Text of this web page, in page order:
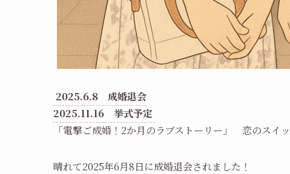
2025.6.8 成婚退会
2025.11.16 挙式予定
「電撃ご成婚！2か月のラブストーリー」 恋のスイッ
晴れて2025年6月8日に成婚退会されました！